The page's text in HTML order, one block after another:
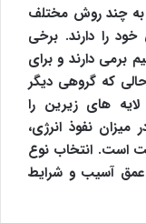
به چند روش مختلف
را دارند. برخی
برمی دارند و برای
که گروهی دیگر
های زیرین را
نفوذ انرژی،
است. انتخاب نوع
عمق آسیب و شرایط